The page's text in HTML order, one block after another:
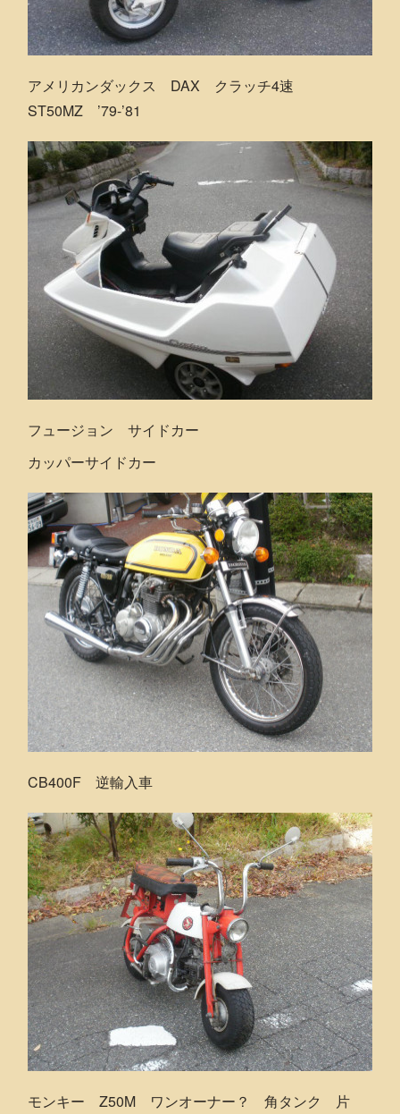
アメリカンダックス DAX クラッチ4速
ST50MZ ’79-’81
フュージョン サイドカー
カッパーサイドカー
CB400F 逆輸入車
モンキー Z50M ワンオーナー？ 角タンク 片